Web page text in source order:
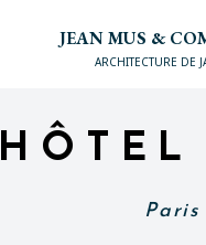
JEAN MUS &
ARCHITECTURE DE
HÔTEL
Paris